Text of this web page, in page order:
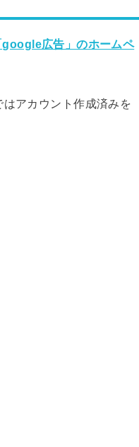
google広告」のホームペ
アカウント作成済みを